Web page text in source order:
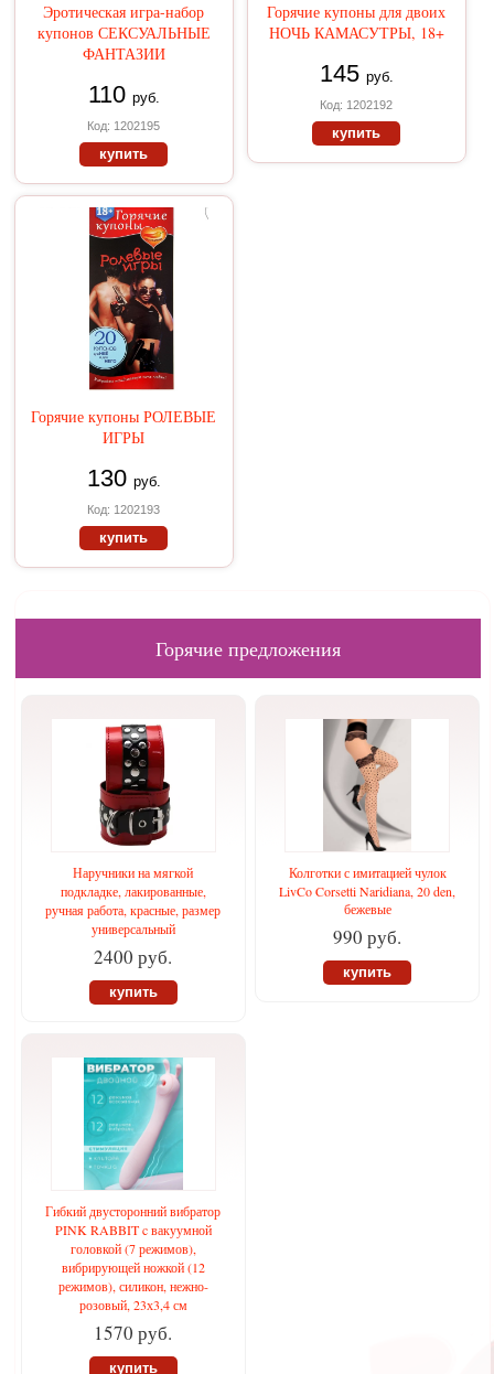
Эротическая игра-набор
купонов СЕКСУАЛЬНЫЕ
ФАНТАЗИИ
110 руб.
Код: 1202195
купить
Горячие купоны для двоих
НОЧЬ КАМАСУТРЫ, 18+
145 руб.
Код: 1202192
купить
Горячие купоны РОЛЕВЫЕ
ИГРЫ
130 руб.
Код: 1202193
купить
Горячие предложения
Наручники на мягкой
подкладке, лакированные,
ручная работа, красные, размер
универсальный
2400 руб.
купить
Колготки с имитацией чулок
LivCo Corsetti Naridiana, 20 den,
бежевые
990 руб.
купить
Гибкий двусторонний вибратор
PINK RABBIT c вакуумной
головкой (7 режимов),
вибрирующей ножкой (12
режимов), силикон, нежно-
розовый, 23х3,4 см
1570 руб.
купить